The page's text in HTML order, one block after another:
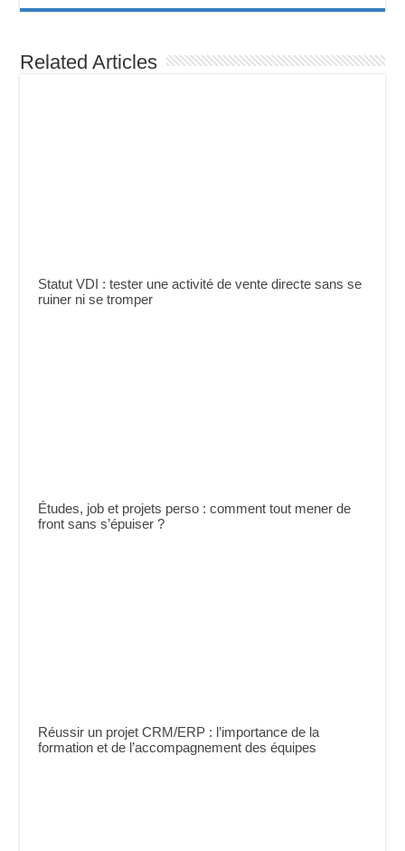
Related Articles
Statut VDI : tester une activité de vente directe sans se
ruiner ni se tromper
Études, job et projets perso : comment tout mener de
front sans s’épuiser ?
Réussir un projet CRM/ERP : l’importance de la
formation et de l’accompagnement des équipes